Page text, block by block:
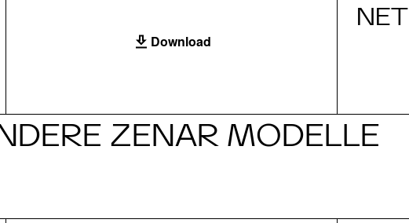
Download
NET
ZENAR MODELLE